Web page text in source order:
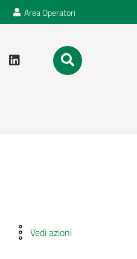
Area Operatori
Vedi azioni